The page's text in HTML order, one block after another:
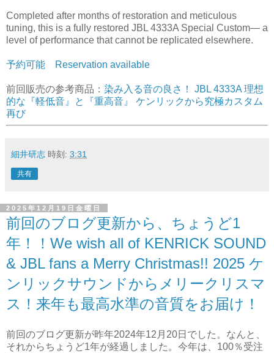
Completed after months of restoration and meticulous
tuning, this is a fully restored JBL 4333A Special Custom— a
level of performance that cannot be replicated elsewhere.
予約可能 Reservation available
前回販売の参考商品： 染み入る音の良さ！ JBL 4333A 理想
的な『軽低音』と『重高音』 ケンリックから究極カスタム
再び
細井研志 時刻: 3:31
共有
2025年12月19日金曜日
前回のブログ更新から、ちょうど1
年！！We wish all of KENRICK SOUND
& JBL fans a Merry Christmas!! 2025 ケ
ンリックサウンドからメリークリスマ
ス！来年も最高水準の音質をお届け！
前回のブログ更新が昨年2024年12月20日でした。なんと、
それからちょうど1年が経過しました。今年は、100％受注